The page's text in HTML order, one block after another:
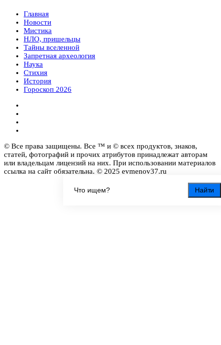
Найти
Главная
Новости
Мистика
НЛО, пришельцы
Тайны вселенной
Запретная археология
Наука
Стихия
История
Гороскоп 2026
© Все права защищены. Все ™ и © всех продуктов, знаков,
статей, фотографий и прочих атрибутов принадлежат авторам
или владельцам лицензий на них. При использовании материалов
ссылка на сайт обязательна. © 2025 evmenov37.ru